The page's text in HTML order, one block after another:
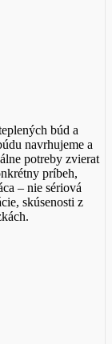
búd a
navrhujeme a
potreby zvierat
príbeh,
– nie sériová
skúsenosti z